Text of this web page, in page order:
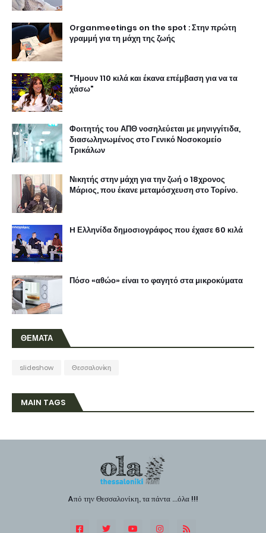
Organmeetings on the spot : Στην πρώτη
γραμμή για τη μάχη της ζωής
"Ήμουν 110 κιλά και έκανα επέμβαση για να τα
χάσω"
Φοιτητής του ΑΠΘ νοσηλεύεται με μηνιγγίτιδα,
διασωληνωμένος στο Γενικό Νοσοκομείο
Τρικάλων
Νικητής στην μάχη για την ζωή ο 18χρονος
Μάριος, που έκανε μεταμόσχευση στο Τορίνο.
H Ελληνίδα δημοσιογράφος που έχασε 60 κιλά
Πόσο «αθώο» είναι το φαγητό στα μικροκύματα
ΘΕΜΑΤΑ
slideshow Θεσσαλονίκη
MAIN TAGS
Aπό την Θεσσαλονίκη, τα πάντα ...όλα !!!